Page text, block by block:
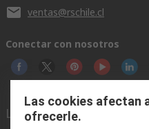
ventas@rschile.cl
Conectar con nosotros
Links de ayuda
Las cookies afectan
ofrecerle.